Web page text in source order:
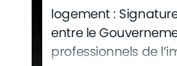
logement :
entre le
professionnels de